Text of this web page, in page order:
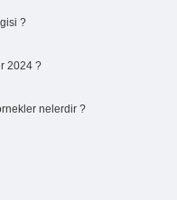
?
2024 ?
nelerdir ?